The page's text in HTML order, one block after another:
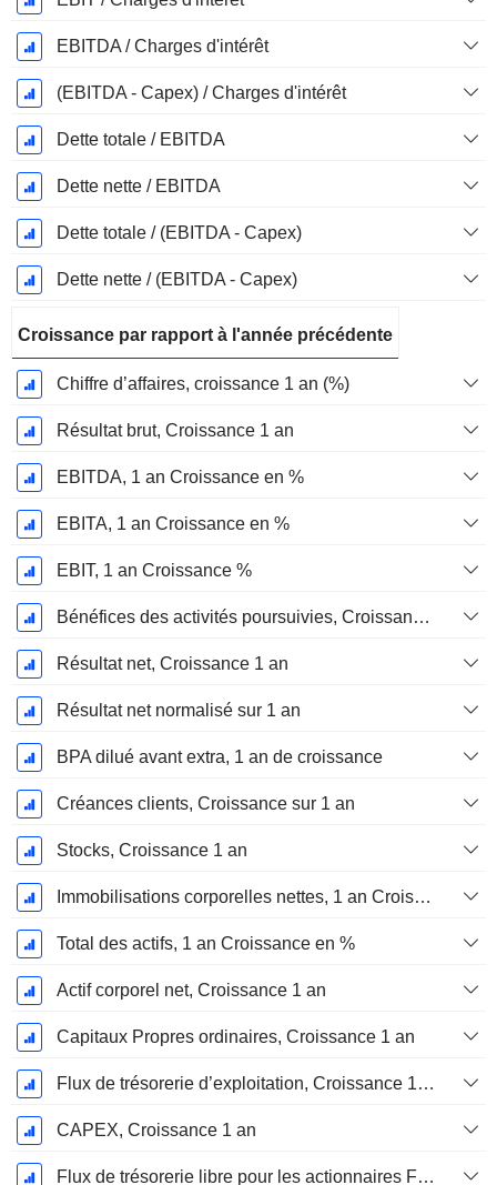
EBITDA / Charges d'intérêt
(EBITDA - Capex) / Charges d'intérêt
Dette totale / EBITDA
Dette nette / EBITDA
Dette totale / (EBITDA - Capex)
Dette nette / (EBITDA - Capex)
Croissance par rapport à l'année précédente
Chiffre d’affaires, croissance 1 an (%)
Résultat brut, Croissance 1 an
EBITDA, 1 an Croissance en %
EBITA, 1 an Croissance en %
EBIT, 1 an Croissance %
Bénéfices des activités poursuivies, Croissance 1 an
Résultat net, Croissance 1 an
Résultat net normalisé sur 1 an
BPA dilué avant extra, 1 an de croissance
Créances clients, Croissance sur 1 an
Stocks, Croissance 1 an
Immobilisations corporelles nettes, 1 an Croissance
Total des actifs, 1 an Croissance en %
Actif corporel net, Croissance 1 an
Capitaux Propres ordinaires, Croissance 1 an
Flux de trésorerie d’exploitation, Croissance 1 an
CAPEX, Croissance 1 an
Flux de trésorerie libre pour les actionnaires FCFE, Croissance 1 an